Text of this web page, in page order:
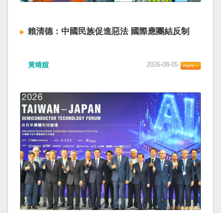
賴清德：中國民族促進惡法 國際應團結反制
黃靖媗 2026-08-05